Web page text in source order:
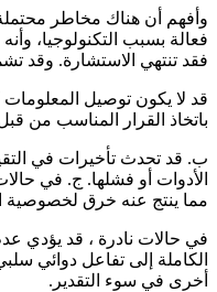
وأفهم أن هناك مخاطر
فعالة بسبب التكنولوجيا،
فقد تنتهي الاستشارة. وقد
قد لا يكون توصيل
باتخاذ القرار المناسب من
ب. قد تحدث تأخيرات في
الأدوات أو فشلها. ج. في
مما ينتج عنه خرق لخصوصية
في حالات نادرة ، قد يؤدي
الكاملة إلى تفاعل دوائي
أخرى في سوء التقدير.